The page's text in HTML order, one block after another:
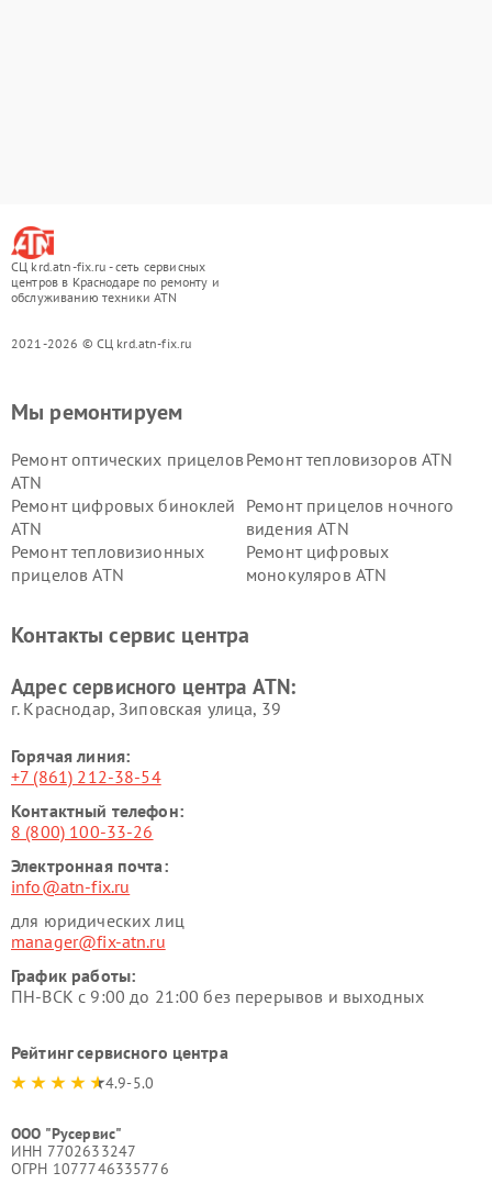
СЦ krd.atn-fix.ru - сеть сервисных
центров в Краснодаре по ремонту и
обслуживанию техники ATN
2021-2026 © СЦ krd.atn-fix.ru
Мы ремонтируем
Ремонт оптических прицелов
ATN
Ремонт тепловизоров ATN
Ремонт цифровых биноклей
ATN
Ремонт прицелов ночного
видения ATN
Ремонт тепловизионных
прицелов ATN
Ремонт цифровых
монокуляров ATN
Контакты сервис центра
Адрес сервисного центра ATN:
г. Краснодар, Зиповская улица, 39
Горячая линия:
+7 (861) 212-38-54
Контактный телефон:
8 (800) 100-33-26
Электронная почта:
info@atn-fix.ru
для юридических лиц
manager@fix-atn.ru
График работы:
ПН-ВСК с 9:00 до 21:00 без перерывов и выходных
Рейтинг сервисного центра
4.9-5.0
ООО "Русервис"
ИНН 7702633247
ОГРН 1077746335776